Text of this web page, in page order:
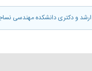
مهندسی نساجی در نیمسال اول و دوم